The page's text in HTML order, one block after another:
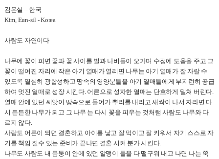
김은실 – 한국
Kim, Eun-sil - Korea
사람도 자연이다
나무에 꽃이 피면 꽃과 꽃 사이를 벌과 나비들이 오가며 수정에 도움을 주고 그
꽃이 떨어진 자리에 작은 아기 열매가 열리면 나무는 아기 열매가 잘 자랄 수
있도록 열심히 광합성하고 땅속의 영양분들을 아기 열매들에게 부지런히 공급
하여 멋진 열매로 성장 시킨다. 어른으로 성자한 열매는 단호하게 밀쳐 버린다
열매 안에 있던 씨앗이 땅속으로 들어가 뿌리를 내리고 새싹이 나서 자라면 다
시 든든한 나무가 되고 그 나무 는 다시 꽃을 피우는 것처럼 사람도 나무와 다
르지 않다.
사람도 어른이 되면 결혼하고 아이를 낳고 잘 먹이고 잘 키워서 자기 스스로 자
기를 책임 질수 있는 준비가 끝나면 결혼 시켜 분가 시킨다.
나무도 사람도 내 몸둥이 안에 있던 알맹이 들을 다 떨구워 내고 나면 나는 쭉